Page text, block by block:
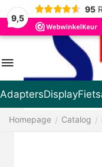
9,5
95
AdaptersDisplay
Homepage / Catalog /